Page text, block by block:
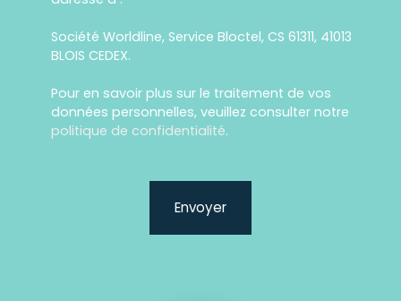
Société Worldline, Service Bloctel, CS 61311, 41013
BLOIS CEDEX.
Pour en savoir plus sur le traitement de vos
données personnelles, veuillez consulter notre
politique de confidentialité.
Envoyer